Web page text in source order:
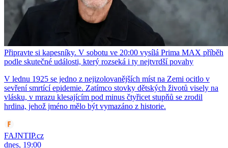
Připravte si kapesníky. V sobotu ve 20:00 vysílá Prima MAX příběh
podle skutečné události, který rozseká i ty nejtvrdší povahy
V lednu 1925 se jedno z nejizolovanějších míst na Zemi ocitlo v
sevření smrtící epidemie. Zatímco stovky dětských životů visely na
vlásku, v mrazu klesajícím pod minus čtyřicet stupňů se zrodil
hrdina, jehož jméno mělo být vymazáno z historie.
FAJNTIP.cz
dnes, 19:00